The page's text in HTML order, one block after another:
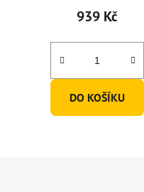
produktu
5,0
z
hvězdiček.
939 Kč
DO KOŠÍKU